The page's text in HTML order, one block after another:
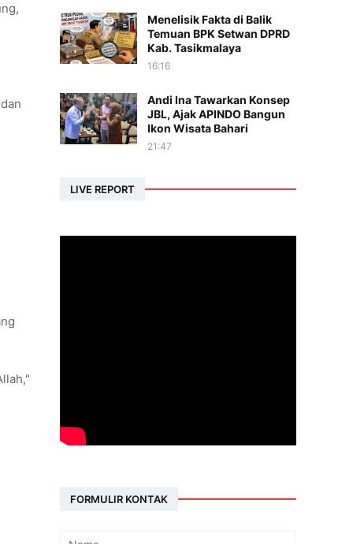
Menelisik Fakta di Balik
Temuan BPK Setwan DPRD
Kab. Tasikmalaya
16:16
Andi Ina Tawarkan Konsep
JBL, Ajak APINDO Bangun
Ikon Wisata Bahari
21:47
LIVE REPORT
FORMULIR KONTAK